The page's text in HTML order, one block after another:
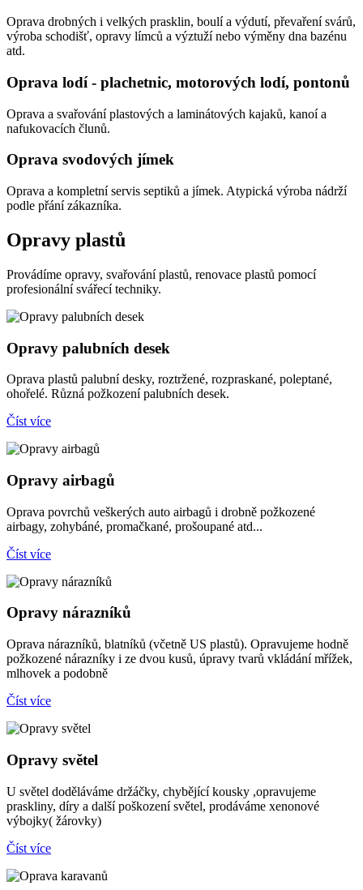
Oprava drobných i velkých prasklin, boulí a výdutí, převaření svárů,
výroba schodišť, opravy límců a výztuží nebo výměny dna bazénu
atd.
Oprava lodí - plachetnic, motorových lodí, pontonů
Oprava a svařování plastových a laminátových kajaků, kanoí a
nafukovacích člunů.
Oprava svodových jímek
Oprava a kompletní servis septiků a jímek. Atypická výroba nádrží
podle přání zákazníka.
Opravy plastů
Provádíme opravy, svařování plastů, renovace plastů pomocí
profesionální svářecí techniky.
Opravy palubních desek
Oprava plastů palubní desky, roztržené, rozpraskané, poleptané,
ohořelé. Různá požkození palubních desek.
Číst více
Opravy airbagů
Oprava povrchů veškerých auto airbagů i drobně požkozené
airbagy, zohybáné, promačkané, prošoupané atd...
Číst více
Opravy nárazníků
Oprava nárazníků, blatníků (včetně US plastů). Opravujeme hodně
požkozené nárazníky i ze dvou kusů, úpravy tvarů vkládání mřížek,
mlhovek a podobně
Číst více
Opravy světel
U světel doděláváme držáčky, chybějící kousky ,opravujeme
praskliny, díry a další poškození světel, prodáváme xenonové
výbojky( žárovky)
Číst více